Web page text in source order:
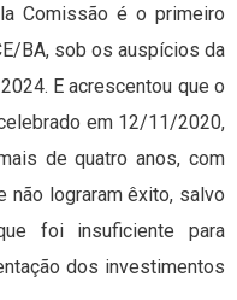
Comissão é o primeiro
BA, sob os auspícios da
E acrescentou que o
em 12/11/2020,
de quatro anos, com
não lograram êxito, salvo
foi insuficiente para
dos investimentos